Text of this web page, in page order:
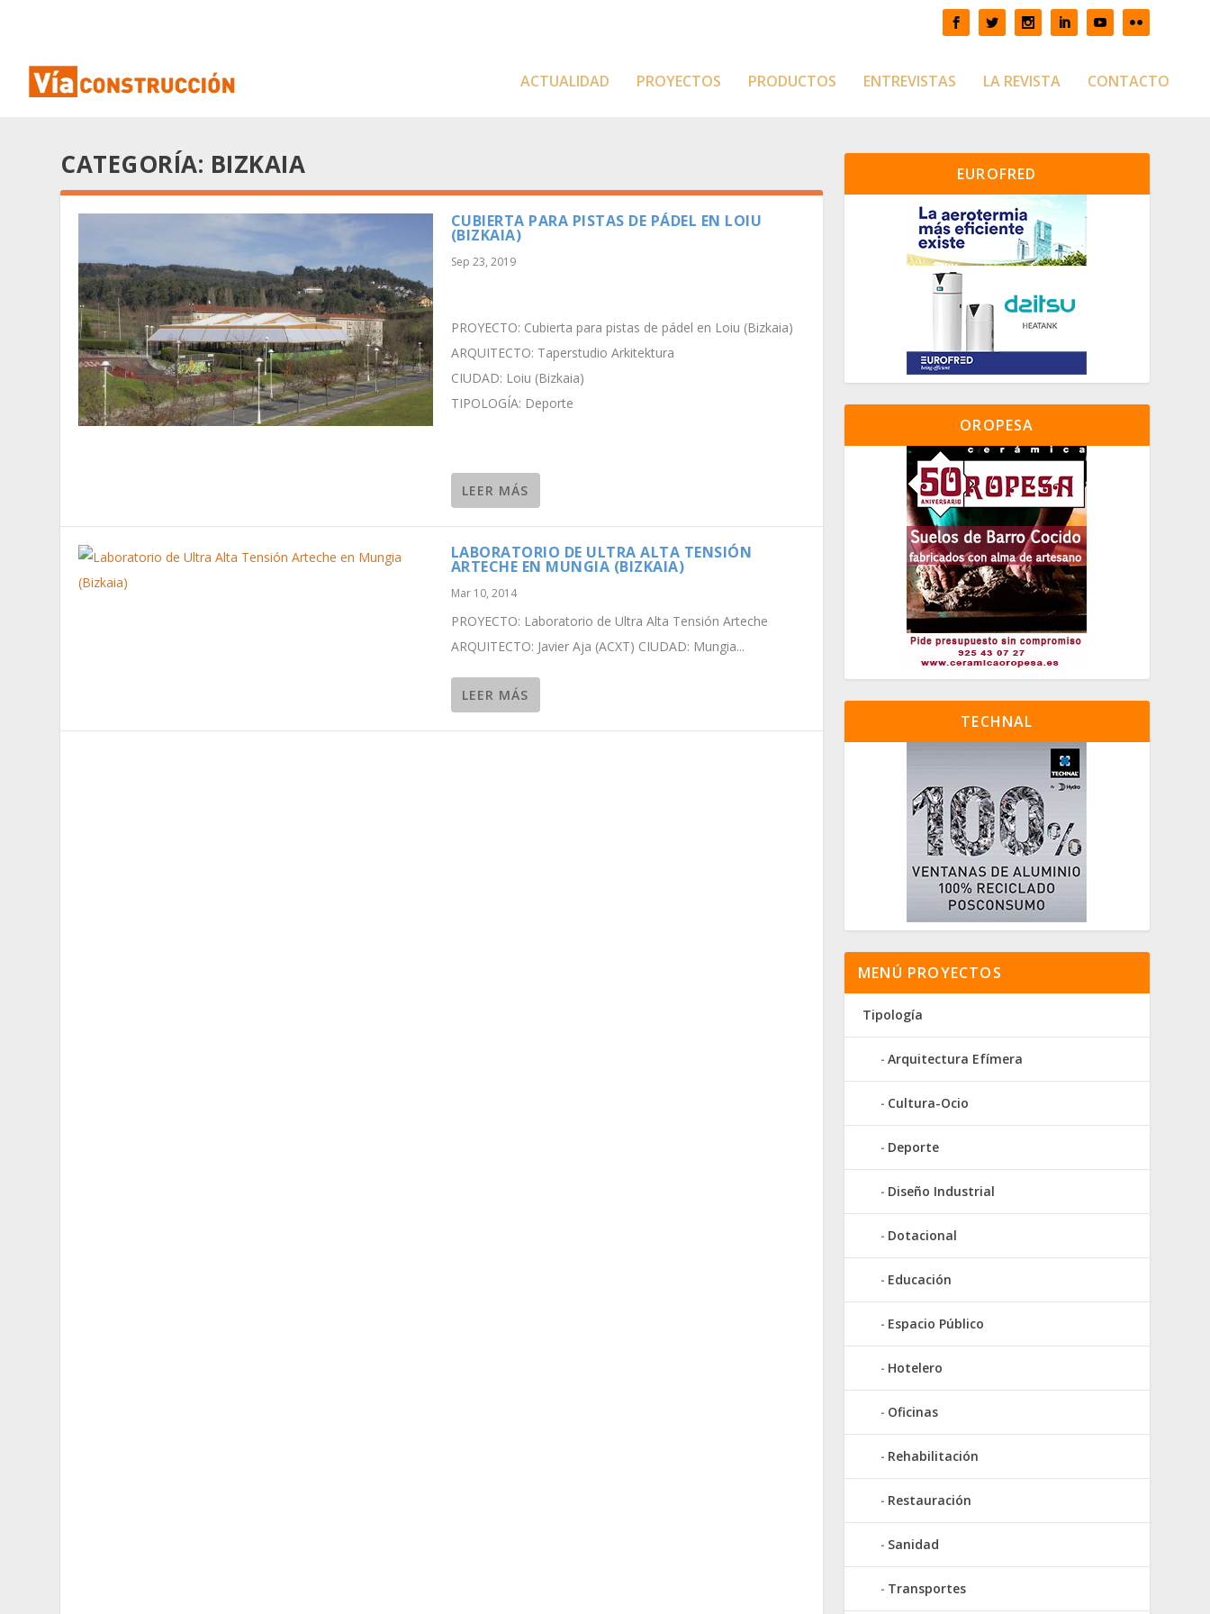
ACTUALIDAD PROYECTOS PRODUCTOS ENTREVISTAS LA REVISTA CONTACTO
CATEGORÍA: BIZKAIA
CUBIERTA PARA PISTAS DE PÁDEL EN LOIU
(BIZKAIA)
Sep 23, 2019
PROYECTO: Cubierta para pistas de pádel en Loiu (Bizkaia)
ARQUITECTO: Taperstudio Arkitektura
CIUDAD: Loiu (Bizkaia)
TIPOLOGÍA: Deporte
LEER MÁS
LABORATORIO DE ULTRA ALTA TENSIÓN
ARTECHE EN MUNGIA (BIZKAIA)
Mar 10, 2014
PROYECTO: Laboratorio de Ultra Alta Tensión Arteche
ARQUITECTO: Javier Aja (ACXT) CIUDAD: Mungia...
LEER MÁS
EUROFRED
OROPESA
TECHNAL
MENÚ PROYECTOS
Tipología
Arquitectura Efímera
Cultura-Ocio
Deporte
Diseño Industrial
Dotacional
Educación
Espacio Público
Hotelero
Oficinas
Rehabilitación
Restauración
Sanidad
Transportes